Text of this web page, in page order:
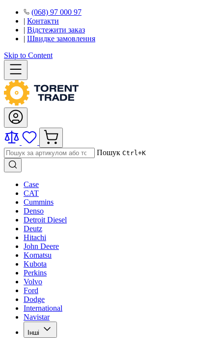
(068) 97 000 97
| Контакти
| Відстежити заказ
| Швидке замовлення
Skip to Content
Пошук Ctrl+K
Case
CAT
Cummins
Denso
Detroit Diesel
Deutz
Hitachi
John Deere
Komatsu
Kubota
Perkins
Volvo
Ford
Dodge
International
Navistar
Інші